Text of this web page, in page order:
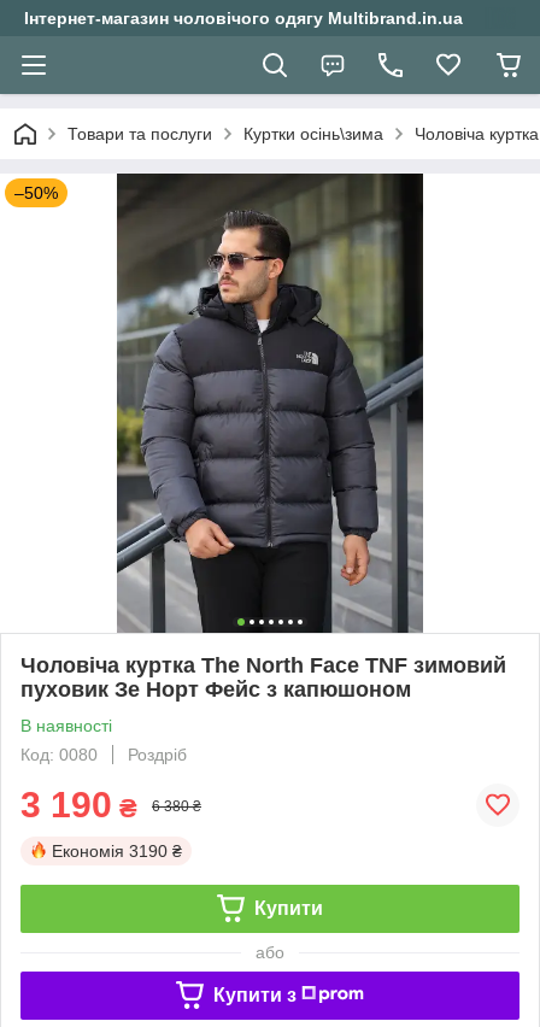
Інтернет-магазин чоловічого одягу Multibrand.in.ua
Товари та послуги Куртки осінь\зима Чоловіча
–50%
Чоловіча куртка The North Face TNF зимовий
пуховик Зе Норт Фейс з капюшоном
В наявності
Код: 0080
Роздріб
3 190 ₴ 6 380 ₴
Економія 3190 ₴
Купити
або
Купити з